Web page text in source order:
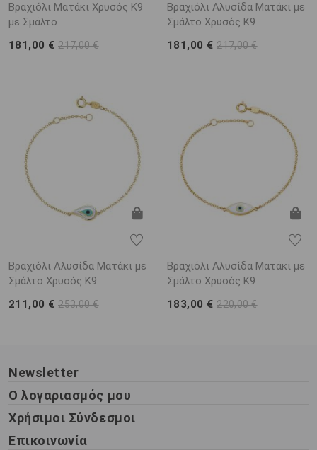
Βραχιόλι Ματάκι Χρυσός K9
με Σμάλτο
181,00 €217,00 €
Βραχιόλι Αλυσίδα Ματάκι με
Σμάλτο Χρυσός Κ9
181,00 €217,00 €
Βραχιόλι Αλυσίδα Ματάκι με
Σμάλτο Χρυσός Κ9
211,00 €253,00 €
Βραχιόλι Αλυσίδα Ματάκι με
Σμάλτο Χρυσός Κ9
183,00 €220,00 €
Newsletter
Ο λογαριασμός μου
Χρήσιμοι Σύνδεσμοι
Επικοινωνία